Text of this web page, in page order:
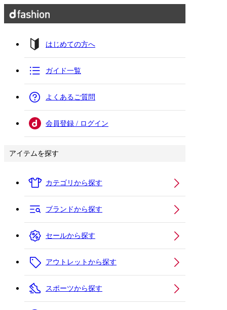
はじめての方へ
ガイド一覧
よくあるご質問
会員登録 / ログイン
アイテムを探す
カテゴリから探す
ブランドから探す
セールから探す
アウトレットから探す
スポーツから探す